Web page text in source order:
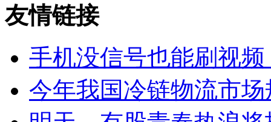
友情链接
手机没信号也能刷视
今年我国冷链物流市